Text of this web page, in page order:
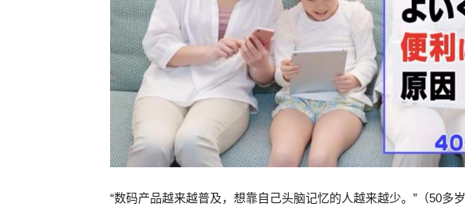
“数码产品越来越普及，想靠自己头脑记忆的人越来越少。”（50多岁